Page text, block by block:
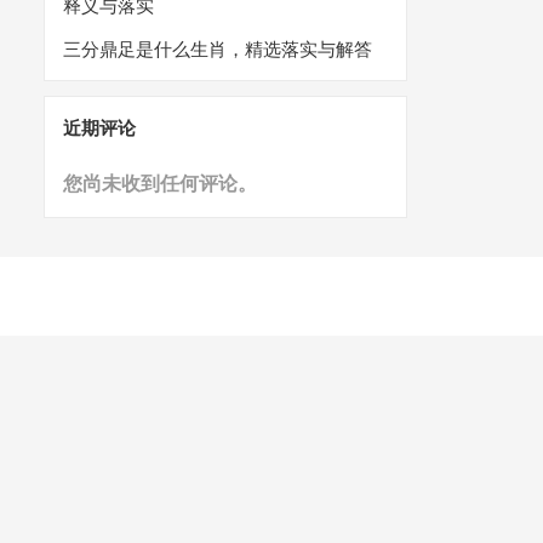
释义与落实
三分鼎足是什么生肖，精选落实与解答
近期评论
您尚未收到任何评论。